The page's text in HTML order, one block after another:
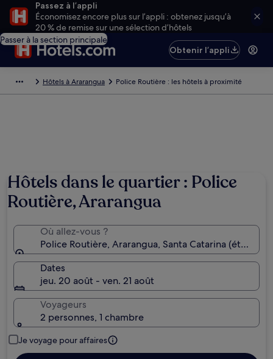
Passez à l’appli
Économisez encore plus sur l’appli : obtenez jusqu’à
20 % de remise sur une sélection d’hôtels
Passer à la section principale
Obtenir l’appli
Hôtels à Ararangua Police Routière : les hôtels à proximité
Hôtels dans le quartier : Police
Routière, Ararangua
Où allez-vous ?
Police Routière, Ararangua, Santa Catarina (état),
Dates
jeu. 20 août - ven. 21 août
Voyageurs
2 personnes, 1 chambre
Je voyage pour affaires